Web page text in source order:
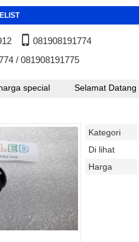
081908191774
/ 081908191775
Selamat Datang di
Kategori
Di lihat
Harga